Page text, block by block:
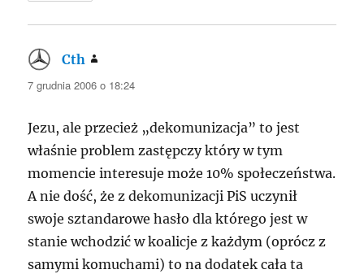
Cth
7 grudnia 2006 o 18:24
Jezu, ale przecież „dekomunizacja” to jest
właśnie problem zastępczy który w tym
momencie interesuje może 10% społeczeństwa.
A nie dość, że z dekomunizacji PiS uczynił
swoje sztandarowe hasło dla którego jest w
stanie wchodzić w koalicje z każdym (oprócz z
samymi komuchami) to na dodatek cała ta